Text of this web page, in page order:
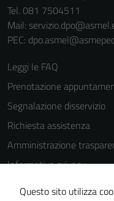
Tel. 081 7504511
Mail:
PEC:
Leggi le FAQ
Prenotazione
Segnalazione disservizio
Richiesta assistenza
Amministrazione
Informativa privacy
Cookie Policy
Questo sito utilizza